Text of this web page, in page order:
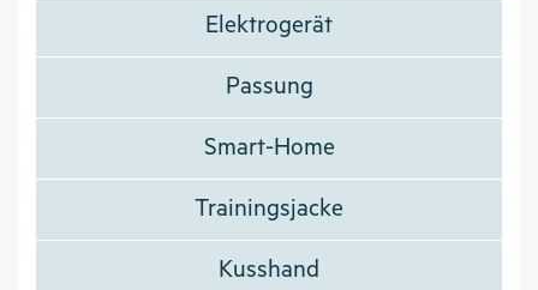
Elektrogerät
Passung
Smart-Home
Trainingsjacke
Kusshand